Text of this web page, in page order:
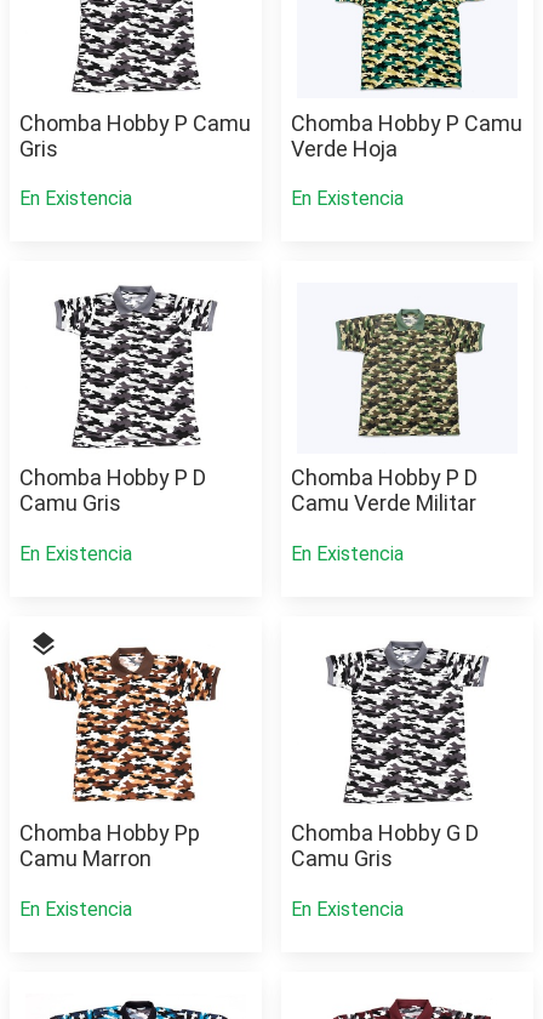
Chomba Hobby P Camu
Gris
En Existencia
Chomba Hobby P Camu
Verde Hoja
En Existencia
Chomba Hobby P D
Camu Gris
En Existencia
Chomba Hobby P D
Camu Verde Militar
En Existencia
layers
Chomba Hobby Pp
Camu Marron
En Existencia
Chomba Hobby G D
Camu Gris
En Existencia